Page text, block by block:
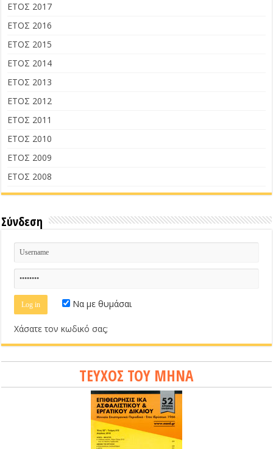
ΕΤΟΣ 2017
ΕΤΟΣ 2016
ΕΤΟΣ 2015
ΕΤΟΣ 2014
ΕΤΟΣ 2013
ΕΤΟΣ 2012
ΕΤΟΣ 2011
ΕΤΟΣ 2010
ΕΤΟΣ 2009
ΕΤΟΣ 2008
Σύνδεση
Να με θυμάσαι
Χάσατε τον κωδικό σας;
ΤΕΥΧΟΣ ΤΟΥ ΜΗΝΑ